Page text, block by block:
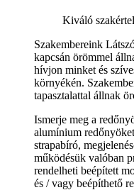
Kiváló
Szakembereink
kapcsán örömmel
hívjon minket és
környékén.
tapasztalattal állnak
Ismerje meg a
alumínium
strapabíró,
működésük valóban
rendelheti beépített
és / vagy beépíthető